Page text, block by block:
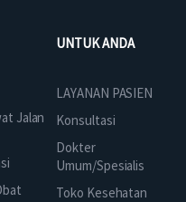
Jalan
UNTUK ANDA
LAYANAN PASIEN
Konsultasi
Dokter
Umum/Spesialis
Toko Kesehatan